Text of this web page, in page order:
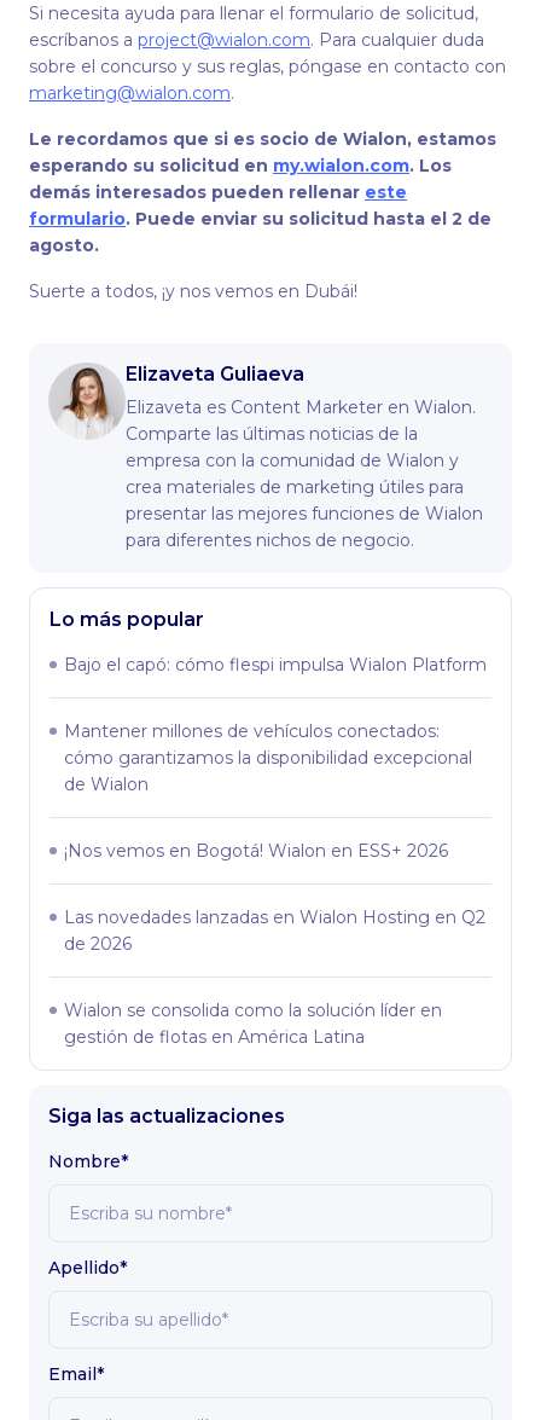
Si necesita ayuda para llenar el formulario de solicitud,
escríbanos a project@wialon.com. Para cualquier duda
sobre el concurso y sus reglas, póngase en contacto con
marketing@wialon.com.
Le recordamos que si es socio de Wialon, estamos
esperando su solicitud en my.wialon.com. Los
demás interesados pueden rellenar este
formulario. Puede enviar su solicitud hasta el 2 de
agosto.
Suerte a todos, ¡y nos vemos en Dubái!
Elizaveta Guliaeva
Elizaveta es Content Marketer en Wialon.
Comparte las últimas noticias de la
empresa con la comunidad de Wialon y
crea materiales de marketing útiles para
presentar las mejores funciones de Wialon
para diferentes nichos de negocio.
Lo más popular
Bajo el capó: сómo flespi impulsa Wialon Platform
Mantener millones de vehículos conectados:
cómo garantizamos la disponibilidad excepcional
de Wialon
¡Nos vemos en Bogotá! Wialon en ESS+ 2026
Las novedades lanzadas en Wialon Hosting en Q2
de 2026
Wialon se consolida como la solución líder en
gestión de flotas en América Latina
Siga las actualizaciones
Nombre*
Apellido*
Email*